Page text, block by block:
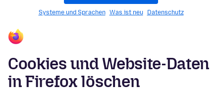
Systeme und Sprachen Was ist neu Datenschutz
Cookies und Website-Daten
in Firefox löschen